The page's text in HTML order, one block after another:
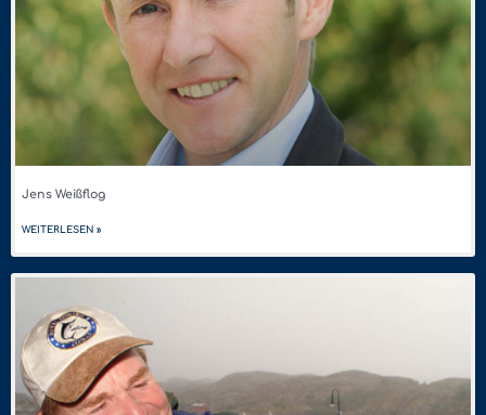
Jens Weißflog
WEITERLESEN »